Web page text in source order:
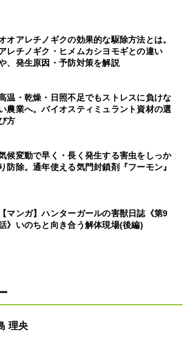
オアレチノギクの効果的な駆除方法とは。
レチノギク・ヒメムカシヨモギとの違い
、発生原因・予防対策を解説
温・乾燥・日照不足でもストレスに負けな
農業へ。バイオスティミュラント資材の選
方
候変動で早く・長く発生する害虫をしっか
り防除。通年使える気門封鎖剤『フーモン』
【マンガ】ハンターガールの害獣日誌《第9
》いのちと向き合う解体現場(後編)
理央